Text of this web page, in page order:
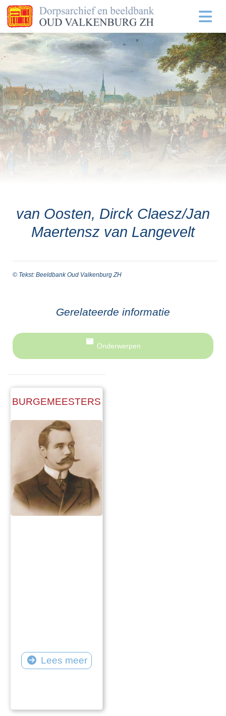
van Oosten, Dirck Claesz/Jan
Maertensz van Langevelt
© Tekst: Beeldbank Oud Valkenburg ZH
Gerelateerde informatie
Onderwerpen
BURGEMEESTERS
Lees meer